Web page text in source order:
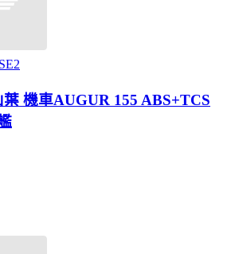
機車AUGUR 155 ABS+TCS